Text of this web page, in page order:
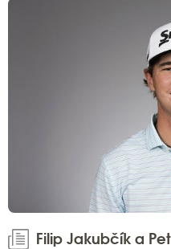
Filip Jakubčík a